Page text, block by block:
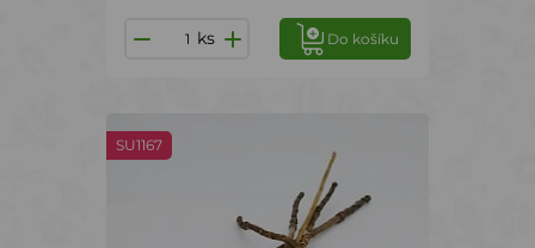
ks Do košíku
SU1167